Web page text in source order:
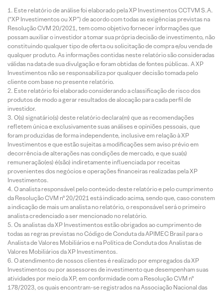
Este relatório de análise foi elaborado pela XP Investimentos CCTVM S.A.
(“XP Investimentos ou XP”) de acordo com todas as exigências previstas na
Resolução CVM 20/2021, tem como objetivo fornecer informações que
possam auxiliar o investidor a tomar sua própria decisão de investimento, não
constituindo qualquer tipo de oferta ou solicitação de compra e/ou venda de
qualquer produto. As informações contidas neste relatório são consideradas
válidas na data de sua divulgação e foram obtidas de fontes públicas. A XP
Investimentos não se responsabiliza por qualquer decisão tomada pelo
cliente com base no presente relatório.
Este relatório foi elaborado considerando a classificação de risco dos
produtos de modo a gerar resultados de alocação para cada perfil de
investidor.
O(s) signatário(s) deste relatório declara(m) que as recomendações
refletem única e exclusivamente suas análises e opiniões pessoais, que
foram produzidas de forma independente, inclusive em relação à XP
Investimentos e que estão sujeitas a modificações sem aviso prévio em
decorrência de alterações nas condições de mercado, e que sua(s)
remuneração(es) é(são) indiretamente influenciada por receitas
provenientes dos negócios e operações financeiras realizadas pela XP
Investimentos.
O analista responsável pelo conteúdo deste relatório e pelo cumprimento
da Resolução CVM nº 20/2021 está indicado acima, sendo que, caso constem
a indicação de mais um analista no relatório, o responsável será o primeiro
analista credenciado a ser mencionado no relatório.
Os analistas da XP Investimentos estão obrigados ao cumprimento de
todas as regras previstas no Código de Conduta da APIMEC Brasil para o
Analista de Valores Mobiliários e na Política de Conduta dos Analistas de
Valores Mobiliários da XP Investimentos.
O atendimento de nossos clientes é realizado por empregados da XP
Investimentos ou por assessores de investimento que desempenham suas
atividades por meio da XP, em conformidade com a Resolução CVM nº
178/2023, os quais encontram-se registrados na Associação Nacional das